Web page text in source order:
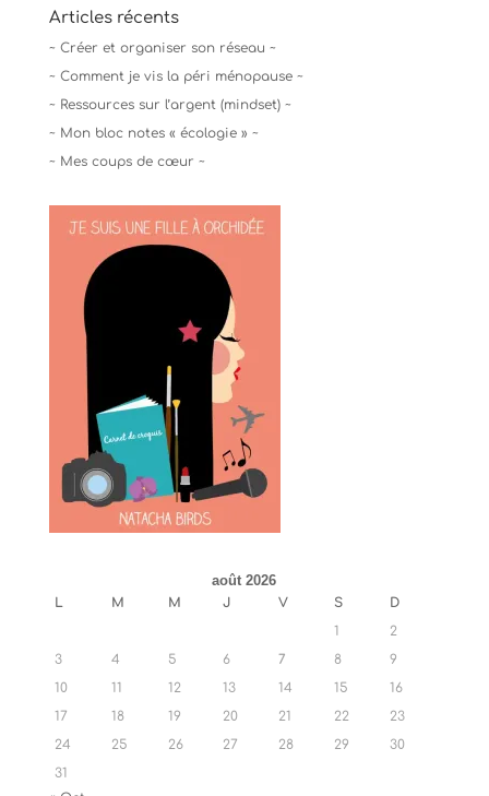
Articles récents
~ Créer et organiser son réseau ~
~ Comment je vis la péri ménopause ~
~ Ressources sur l’argent (mindset) ~
~ Mon bloc notes « écologie » ~
~ Mes coups de cœur ~
août 2026
L M M J V S
D
1
2
3
4 5 6 7 8
9
10
11 12 13 14 15
16
17
18 19 20 21 22
23
24
25 26 27 28 29
30
31